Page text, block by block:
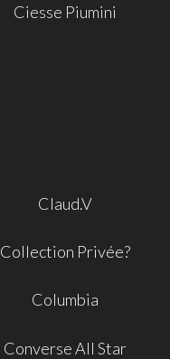
Ciesse Piumini
Claud.V
Collection Privée?
Columbia
Converse All Star